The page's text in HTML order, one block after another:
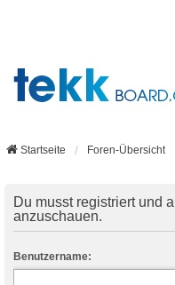
Startseite Foren-Übersicht
Du musst registriert und
anzuschauen.
Benutzername: